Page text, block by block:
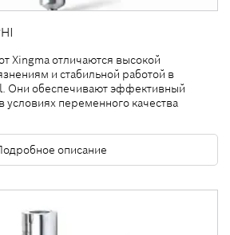
Xingma отличаются высокой
и стабильной работой в
Они обеспечивают эффективный
условиях переменного качества
описание